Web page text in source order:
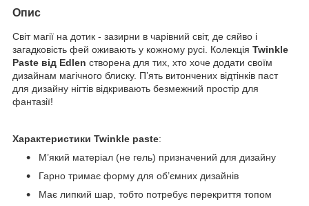
Опис
Світ магії на дотик - зазирни в чарівний світ, де сяйво і
загадковість фей оживають у кожному русі. Колекція Twinkle
Paste від Edlen створена для тих, хто хоче додати своїм
дизайнам магічного блиску. П’ять витончених відтінків паст
для дизайну нігтів відкривають безмежний простір для
фантазії!
Характеристики Twinkle paste:
М’який матеріал (не гель) призначений для дизайну
Гарно тримає форму для об’ємних дизайнів
Має липкий шар, тобто потребує перекриття топом